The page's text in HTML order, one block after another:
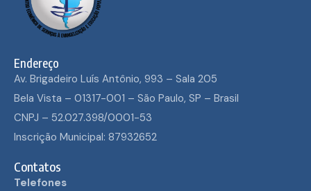
Endereço
Av. Brigadeiro Luís Antônio, 993 – Sala 205
Bela Vista – 01317-001 – São Paulo, SP – Brasil
CNPJ – 52.027.398/0001-53
Inscrição Municipal: 87932652
Contatos
Telefones